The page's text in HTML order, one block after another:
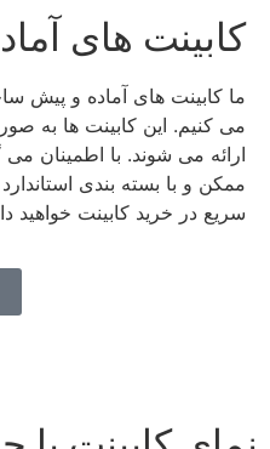
کابینت های
ما کابینت‌ های آماده و پیش‌
می‌ کنیم. این کابینت‌ ها به
ارائه می‌ شوند. با اطمینان
ممکن و با بسته‌ بندی
سریع در خرید کابینت خواهید